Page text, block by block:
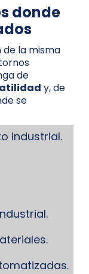
donde
la misma
de
y, de
se
industrial.